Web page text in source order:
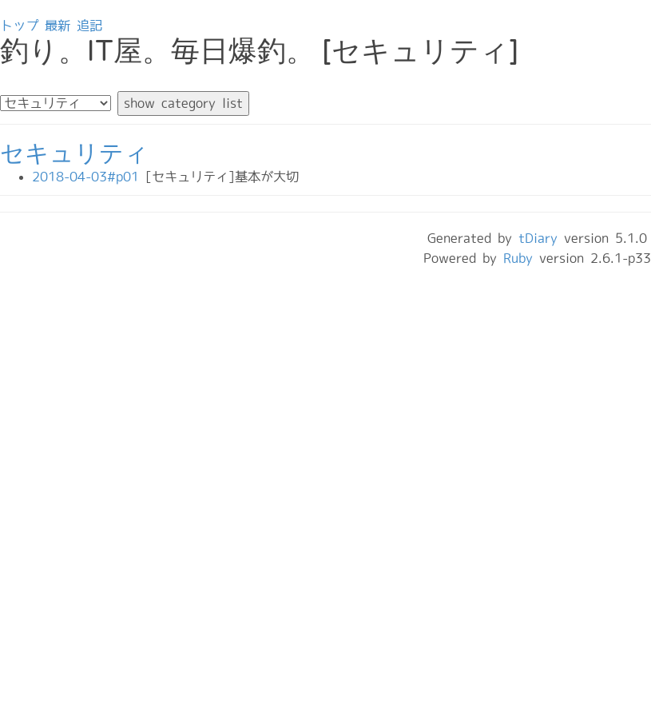
トップ 最新 追記
釣り。IT屋。毎日爆釣。 [セキュリティ]
セキュリティ
2018-04-03#p01 [セキュリティ]基本が大切
Generated by tDiary version 5.1.0
Powered by Ruby version 2.6.1-p33